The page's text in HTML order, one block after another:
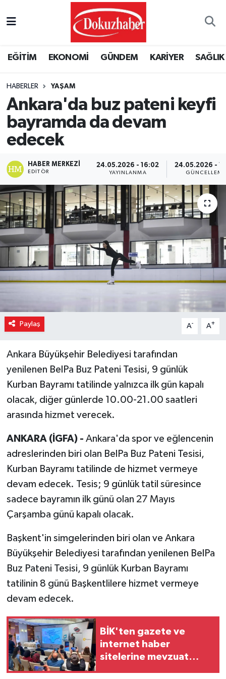
EĞİTİM EKONOMİ GÜNDEM KARİYER SAĞLIK
HABERLER YAŞAM
Ankara'da buz pateni keyfi
bayramda da devam
edecek
HABER MERKEZI
EDITÖR
24.05.2026 - 16:02
YAYINLANMA
24.05.2026 -
GÜNCELLEME
Paylaş A- A+
Ankara Büyükşehir Belediyesi tarafından
yenilenen BelPa Buz Pateni Tesisi, 9 günlük
Kurban Bayramı tatilinde yalnızca ilk gün kapalı
olacak, diğer günlerde 10.00-21.00 saatleri
arasında hizmet verecek.
ANKARA (İGFA) - Ankara'da spor ve eğlencenin
adreslerinden biri olan BelPa Buz Pateni Tesisi,
Kurban Bayramı tatilinde de hizmet vermeye
devam edecek. Tesis; 9 günlük tatil süresince
sadece bayramın ilk günü olan 27 Mayıs
Çarşamba günü kapalı olacak.
Başkent'in simgelerinden biri olan ve Ankara
Büyükşehir Belediyesi tarafından yenilenen BelPa
Buz Pateni Tesisi, 9 günlük Kurban Bayramı
tatilinin 8 günü Başkentlilere hizmet vermeye
devam edecek.
BİK'ten gazete ve
internet haber
sitelerine mevzuat
Puan Durumu ve Fikstür
Tüm Manşetler
Son Dakika Haberleri
Haber Arşivi